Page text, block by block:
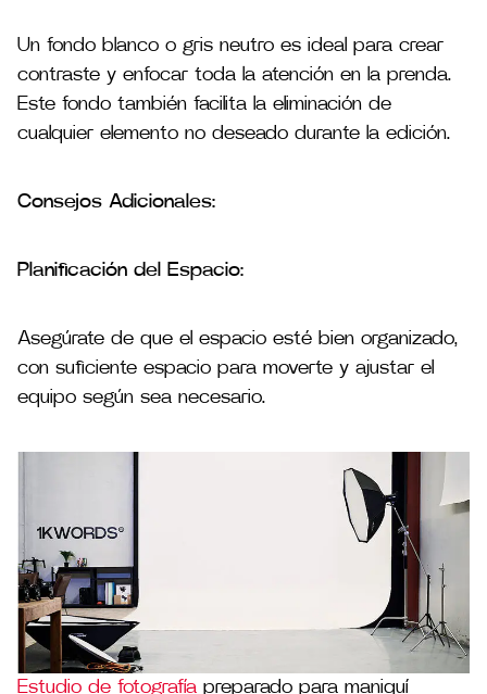
Un fondo blanco o gris neutro es ideal para crear
contraste y enfocar toda la atención en la prenda.
Este fondo también facilita la eliminación de
cualquier elemento no deseado durante la edición.
Consejos Adicionales:
Planificación del Espacio:
Asegúrate de que el espacio esté bien organizado,
con suficiente espacio para moverte y ajustar el
equipo según sea necesario.
Estudio de fotografía preparado para maniquí